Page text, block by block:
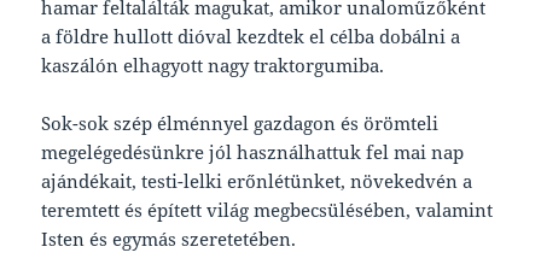
hamar feltalálták magukat, amikor unaloműzőként
a földre hullott dióval kezdtek el célba dobálni a
kaszálón elhagyott nagy traktorgumiba.
Sok-sok szép élménnyel gazdagon és örömteli
megelégedésünkre jól használhattuk fel mai nap
ajándékait, testi-lelki erőnlétünket, növekedvén a
teremtett és épített világ megbecsülésében, valamint
Isten és egymás szeretetében.